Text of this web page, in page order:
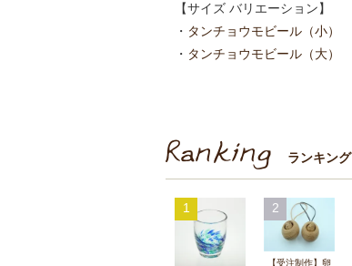
【サイズ バリエーション】
・ タンチョウモビール（小）
・ タンチョウモビール（大）
ランキング
1 2
【受注制作】卵